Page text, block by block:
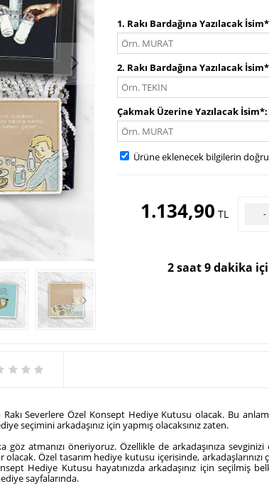
1. Rakı Bardağına Yazılacak İsim*
2. Rakı Bardağına Yazılacak İsim*
Çakmak Üzerine Yazılacak İsim*
Ürüne eklenecek bilgilerin
1.134,90 TL -
2 saat 9 dakika
Severlere Özel Konsept Hediye Kutusu olacak. Bu
seçimini arkadaşınız için yapmış olacaksınız zaten.
atmanızı öneriyoruz. Özellikle de arkadaşınıza
Özel tasarım hediye kutusu içerisinde,
Hediye Kutusu hayatınızda arkadaşınız için seçilmiş
sayfalarında.